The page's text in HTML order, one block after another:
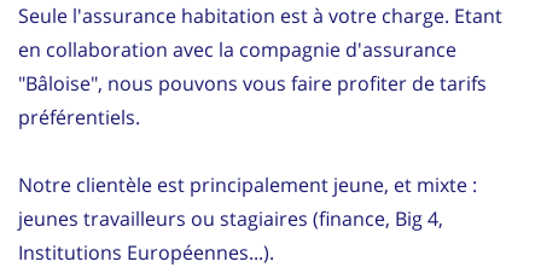
Seule l'assurance habitation est à votre charge. Etant
en collaboration avec la compagnie d'assurance
"Bâloise", nous pouvons vous faire profiter de tarifs
préférentiels.
Notre clientèle est principalement jeune, et mixte :
jeunes travailleurs ou stagiaires (finance, Big 4,
Institutions Européennes...).